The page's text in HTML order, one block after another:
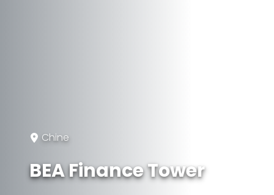
Chine
BEA Finance Tower